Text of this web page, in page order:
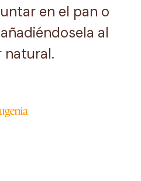
en el pan o
al
natural.